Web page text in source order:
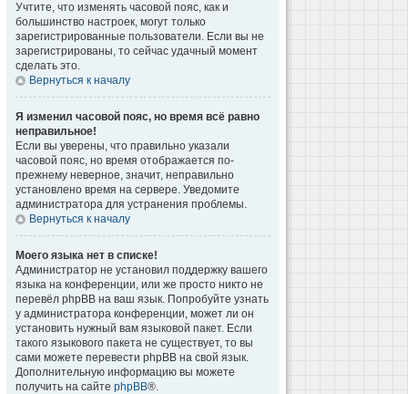
Учтите, что изменять часовой пояс, как и
большинство настроек, могут только
зарегистрированные пользователи. Если вы не
зарегистрированы, то сейчас удачный момент
сделать это.
Вернуться к началу
Я изменил часовой пояс, но время всё равно
неправильное!
Если вы уверены, что правильно указали
часовой пояс, но время отображается по-
прежнему неверное, значит, неправильно
установлено время на сервере. Уведомите
администратора для устранения проблемы.
Вернуться к началу
Моего языка нет в списке!
Администратор не установил поддержку вашего
языка на конференции, или же просто никто не
перевёл phpBB на ваш язык. Попробуйте узнать
у администратора конференции, может ли он
установить нужный вам языковой пакет. Если
такого языкового пакета не существует, то вы
сами можете перевести phpBB на свой язык.
Дополнительную информацию вы можете
получить на сайте phpBB®.